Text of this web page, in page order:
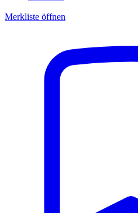
Merkliste öffnen